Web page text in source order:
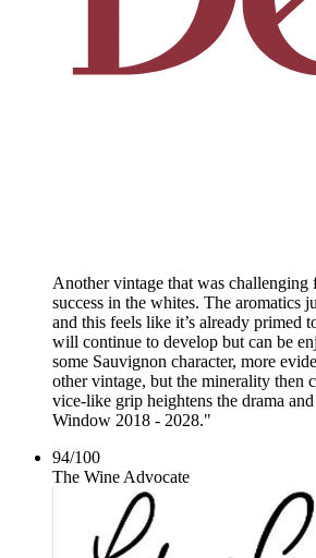
Another vintage that was challenging
success in the whites. The aromatics
and this feels like it’s already primed
will continue to develop but can be
some Sauvignon character, more
other vintage, but the minerality then
vice-like grip heightens the drama
Window 2018 - 2028."
94/100
The Wine Advocate